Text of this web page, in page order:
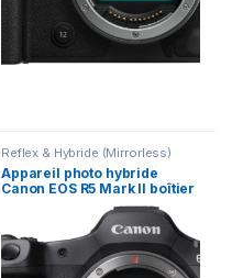
Reflex & Hybride (Mirrorless)
Appareil photo hybride
Canon EOS R5 Mark II boîtier
nu (6536C006AA)